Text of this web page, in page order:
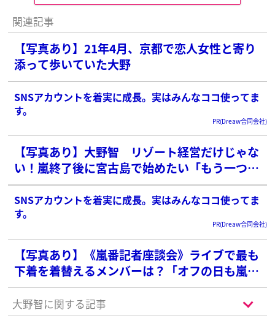
関連記事
【写真あり】21年4月、京都で恋人女性と寄り
添って歩いていた大野
SNSアカウントを着実に成長。実はみんなココ使ってま
す。
PR(Dreaw合同会社)
【写真あり】大野智 リゾート経営だけじゃな
い！嵐終了後に宮古島で始めたい「もう一つの
ビジネス」
SNSアカウントを着実に成長。実はみんなココ使ってま
す。
PR(Dreaw合同会社)
【写真あり】《嵐番記者座談会》ライブで最も
下着を着替えるメンバーは？「オフの日も嵐だ
った」感激した大野智からの“感謝の手紙”
大野智に関する記事